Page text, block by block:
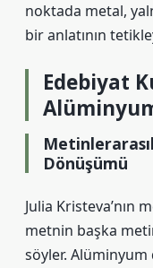
noktada metal,
bir anlatının
Edebiyat
Dönüşümü
Julia Kristeva’nın
metnin başka
söyler. Alüminyum